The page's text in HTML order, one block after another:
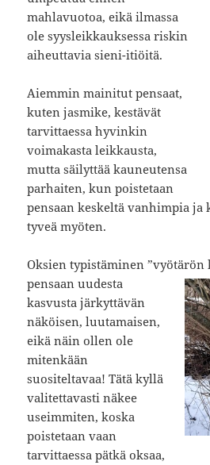
mahlavuotoa, eikä ilmassa
ole syysleikkauksessa riskin
aiheuttavia sieni-itiöitä.
Aiemmin mainitut pensaat,
kuten jasmike, kestävät
tarvittaessa hyvinkin
voimakasta leikkausta,
mutta säilyttää kauneutensa
parhaiten, kun poistetaan
pensaan keskeltä vanhimpia ja
tyveä myöten.
Oksien typistäminen ”vyötärön
pensaan uudesta
kasvusta järkyttävän
näköisen, luutamaisen,
eikä näin ollen ole
mitenkään
suositeltavaa! Tätä kyllä
valitettavasti näkee
useimmiten, koska
poistetaan vaan
tarvittaessa pätkä oksaa,